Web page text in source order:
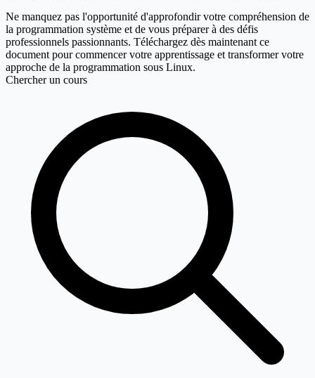
Ne manquez pas l'opportunité d'approfondir votre compréhension de
la programmation système et de vous préparer à des défis
professionnels passionnants. Téléchargez dès maintenant ce
document pour commencer votre apprentissage et transformer votre
approche de la programmation sous Linux.
Chercher un cours